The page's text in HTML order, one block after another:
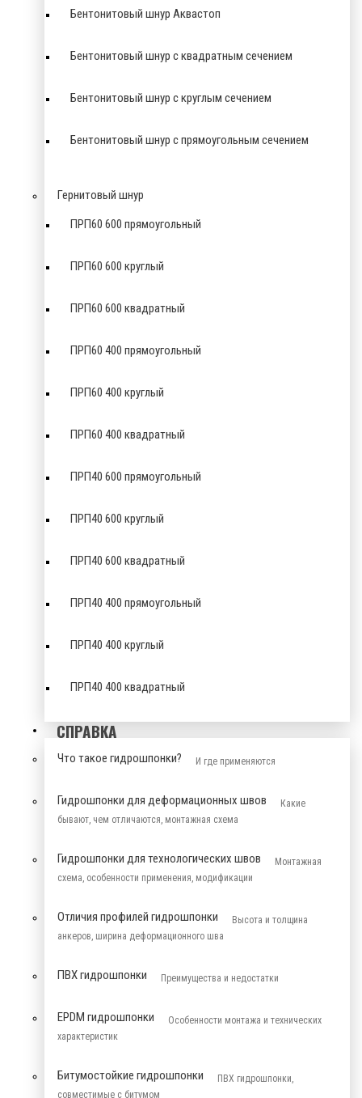
Бентонитовый шнур Аквастоп
Бентонитовый шнур с квадратным сечением
Бентонитовый шнур с круглым сечением
Бентонитовый шнур с прямоугольным сечением
Гернитовый шнур
ПРП60 600 прямоугольный
ПРП60 600 круглый
ПРП60 600 квадратный
ПРП60 400 прямоугольный
ПРП60 400 круглый
ПРП60 400 квадратный
ПРП40 600 прямоугольный
ПРП40 600 круглый
ПРП40 600 квадратный
ПРП40 400 прямоугольный
ПРП40 400 круглый
ПРП40 400 квадратный
СПРАВКА
Что такое гидрошпонки? И где применяются
Гидрошпонки для деформационных швов
Какие
бывают, чем отличаются, монтажная схема
Гидрошпонки для технологических швов
Монтажная
схема, особенности применения, модификации
Отличия профилей гидрошпонки
Высота и толщина
анкеров, ширина деформационного шва
ПВХ гидрошпонки Преимущества и недостатки
EPDM гидрошпонки
Особенности монтажа и технических
характеристик
Битумостойкие гидрошпонки
ПВХ гидрошпонки,
совместимые с битумом